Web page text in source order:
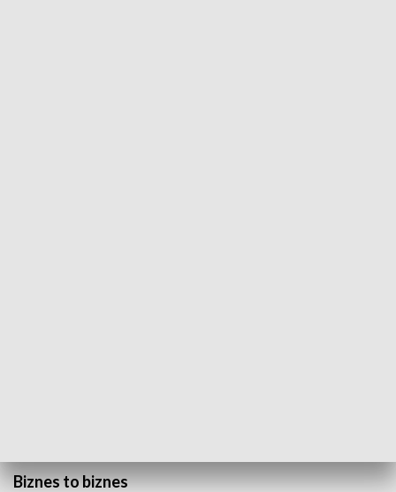
Biznes to biznes